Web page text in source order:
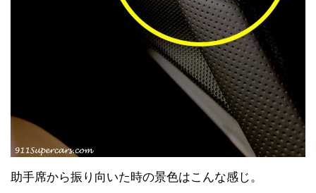
助手席から振り向いた時の景色はこんな感じ。